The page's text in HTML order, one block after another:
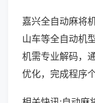
嘉兴全自动麻将
山车等全自动机
机需专业解码，
优化，完成程序